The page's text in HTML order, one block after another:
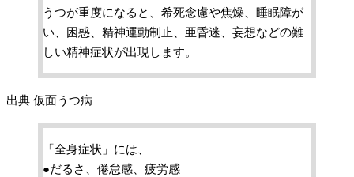
うつが重度になると、希死念慮や焦燥、睡眠障が
い、困惑、精神運動制止、亜昏迷、妄想などの難
しい精神症状が出現します。
出典 仮面うつ病
「全身症状」には、
●だるさ、倦怠感、疲労感